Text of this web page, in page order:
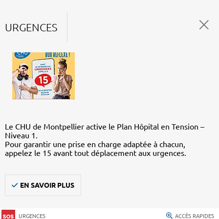
URGENCES
Le CHU de Montpellier active le Plan Hôpital en Tension –
Niveau 1.
Pour garantir une prise en charge adaptée à chacun,
appelez le 15 avant tout déplacement aux urgences.
EN SAVOIR PLUS
URGENCES ACCÈS RAPIDES